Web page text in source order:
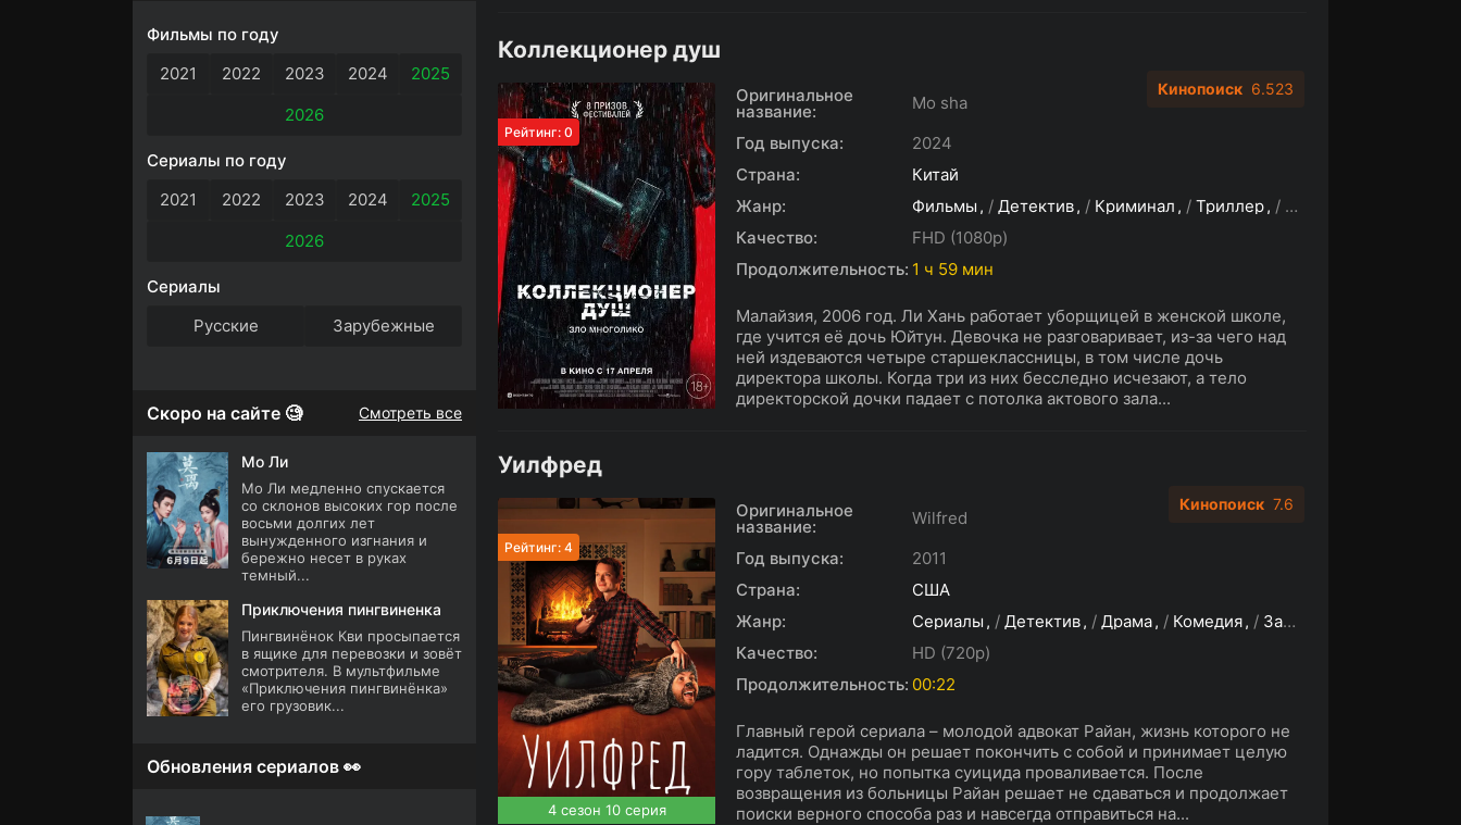
Коллекционер душ
Рейтинг: 0
Оригинальное
название:
Mo sha
Год выпуска:
2024
Страна:
Китай
Жанр:
Фильмы / Детектив / Криминал / Триллер / Фильмы 2024
Качество:
FHD (1080p)
Продолжительность: 1 ч 59 мин
Малайзия, 2006 год. Ли Хань работает уборщицей в женской школе,
где учится её дочь Юйтун. Девочка не разговаривает, из-за чего над
ней издеваются четыре старшеклассницы, в том числе дочь
директора школы. Когда три из них бесследно исчезают, а тело
директорской дочки падает с потолка актового зала...
Кинопоиск 6.523
Уилфред
Рейтинг: 4
4 сезон 10 серия
Оригинальное
название:
Wilfred
Год выпуска:
2011
Страна:
США
Жанр:
Сериалы / Детектив / Драма / Комедия / Зарубежные сериалы
Качество:
HD (720p)
Продолжительность: 00:22
Главный герой сериала – молодой адвокат Райан, жизнь которого не
ладится. Однажды он решает покончить с собой и принимает целую
гору таблеток, но попытка суицида проваливается. После
возвращения из больницы Райан решает не сдаваться и продолжает
поиски верного способа раз и навсегда отправиться на...
Кинопоиск 7.6
Фильмы по году
2021
2022 2023 2024
2025
2026
Сериалы по году
2021
2022 2023 2024
2025
2026
Сериалы
Русские
Зарубежные
Скоро на сайте 🧐 Смотреть все
Мо Ли
Мо Ли медленно спускается
со склонов высоких гор после
восьми долгих лет
вынужденного изгнания и
бережно несет в руках
темный...
Приключения пингвиненка
Пингвинёнок Кви просыпается
в ящике для перевозки и зовёт
смотрителя. В мультфильме
«Приключения пингвинёнка»
его грузовик...
Обновления сериалов 👀